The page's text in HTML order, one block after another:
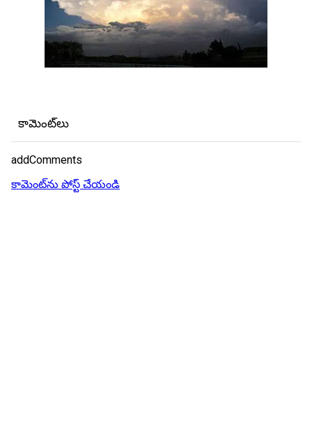
కామెంట్‌లు
addComments
కామెంట్‌ను పోస్ట్ చేయండి